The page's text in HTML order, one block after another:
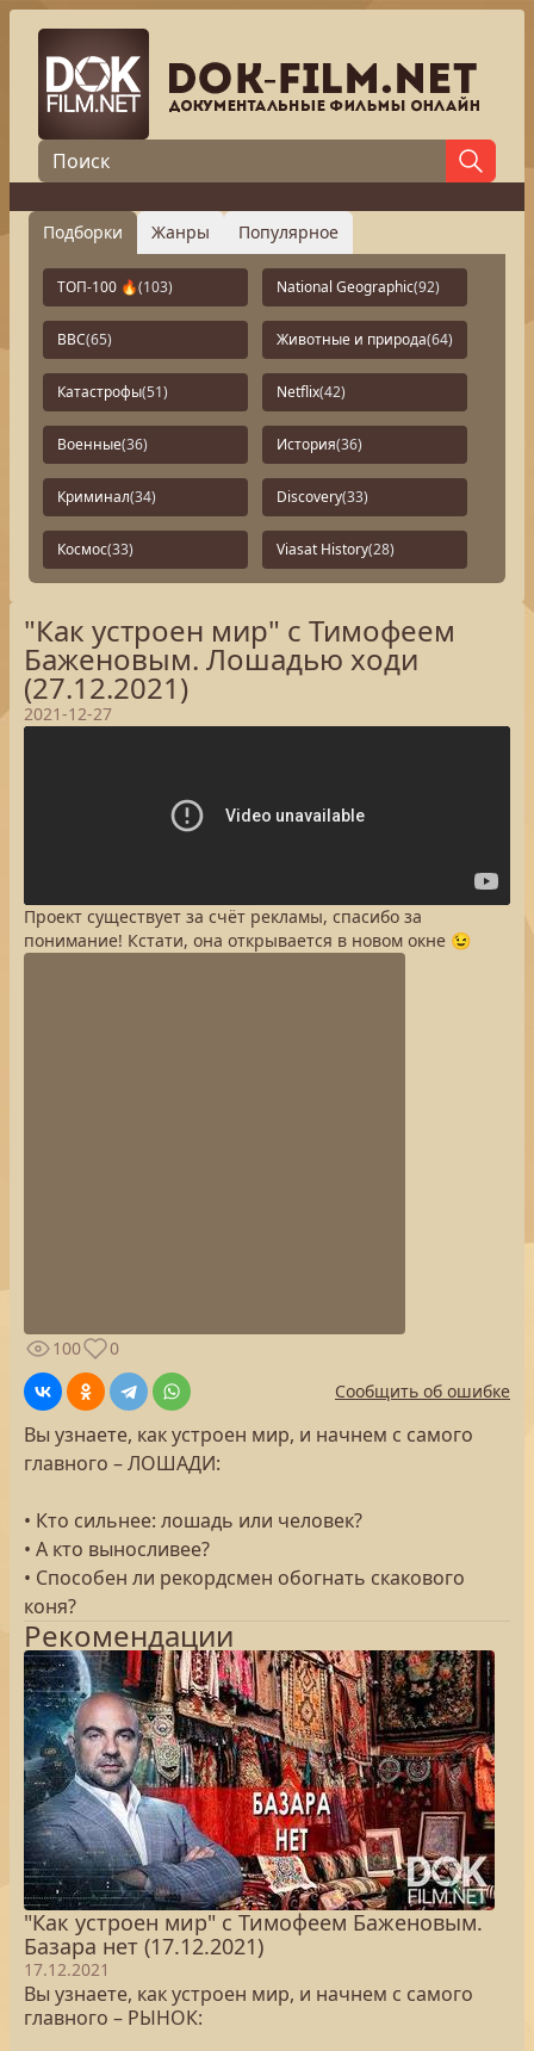
Подборки Жанры Популярное
ТОП-100 🔥(103) National Geographic(92)
BBC(65) Животные и природа(64)
Катастрофы(51) Netflix(42)
Военные(36) История(36)
Криминал(34) Discovery(33)
Космос(33) Viasat History(28)
"Как устроен мир" с Тимофеем
Баженовым. Лошадью ходи
(27.12.2021)
2021-12-27
Проект существует за счёт рекламы, спасибо за
понимание! Кстати, она открывается в новом окне 😉
100
0
Сообщить об ошибке
Вы узнаете, как устроен мир, и начнем с самого
главного – ЛОШАДИ:
• Кто сильнее: лошадь или человек?
• А кто выносливее?
• Способен ли рекордсмен обогнать скакового
коня?
Рекомендации
"Как устроен мир" с Тимофеем Баженовым.
Базара нет (17.12.2021)
17.12.2021
Вы узнаете, как устроен мир, и начнем с самого
главного – РЫНОК: